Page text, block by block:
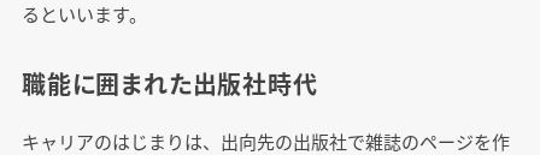
るといいます。
職能に囲まれた出版社時代
キャリアのはじまりは、出向先の出版社で雑誌のページを作